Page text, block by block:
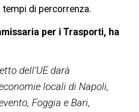
di percorrenza.
per i Trasporti, ha
dell’UE darà
locali di Napoli,
Foggia e Bari,